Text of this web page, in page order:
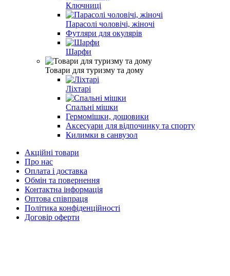
Ключниці
Парасолі чоловічі, жіночі
Футляри для окулярів
Шарфи
Товари для туризму та дому
Ліхтарі
Спальні мішки
Гермомішки, дощовики
Аксесуари для відпочинку та спорту
Килимки в санвузол
Акційні товари
Про нас
Оплата і доставка
Обмін та повернення
Контактна інформація
Оптова співпраця
Політика конфіденційності
Договір оферти